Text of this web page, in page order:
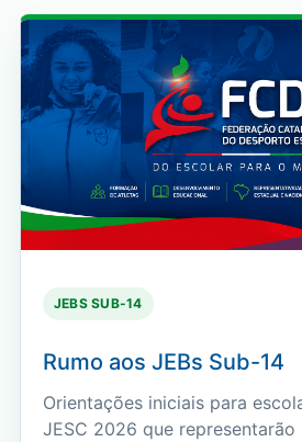
JEBS SUB-14
Rumo aos JEBs Sub-14
Orientações iniciais para
JESC 2026 que representarão